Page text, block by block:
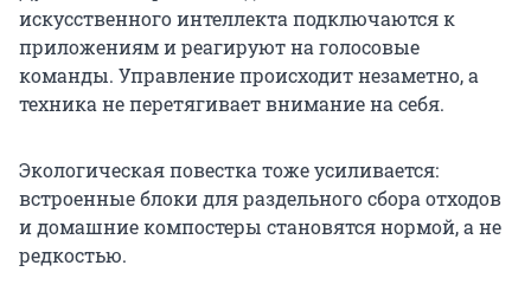
искусственного интеллекта подключаются к
приложениям и реагируют на голосовые
команды. Управление происходит незаметно, а
техника не перетягивает внимание на себя.
Экологическая повестка тоже усиливается:
встроенные блоки для раздельного сбора отходов
и домашние компостеры становятся нормой, а не
редкостью.